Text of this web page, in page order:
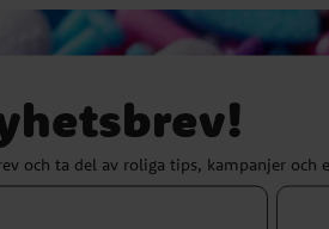
och ta del av roliga tips, kampanjer och